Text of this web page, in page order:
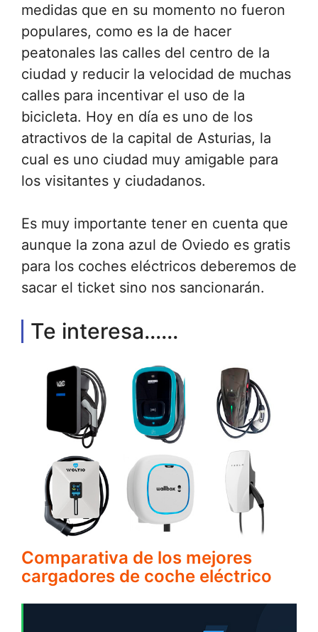
medidas que en su momento no fueron
populares, como es la de hacer
peatonales las calles del centro de la
ciudad y reducir la velocidad de muchas
calles para incentivar el uso de la
bicicleta. Hoy en día es uno de los
atractivos de la capital de Asturias, la
cual es uno ciudad muy amigable para
los visitantes y ciudadanos.
Es muy importante tener en cuenta que
aunque la zona azul de Oviedo es gratis
para los coches eléctricos deberemos de
sacar el ticket sino nos sancionarán.
Te interesa......
Comparativa de los mejores
cargadores de coche eléctrico